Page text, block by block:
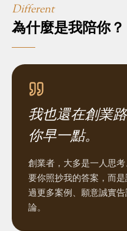
Different
為什麼是我陪你？
我也還在創業
你早一點。
創業者，大多是一人思
要你照抄我的答案，而
過更多案例、願意誠實
論。